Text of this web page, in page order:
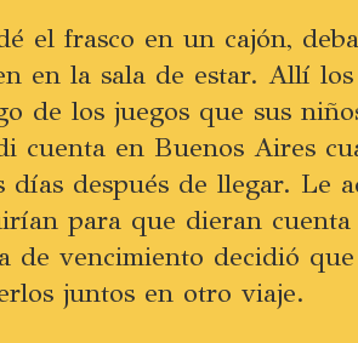
el frasco en un cajón,
en la sala de estar. Allí
de los juegos que sus
cuenta en Buenos Aires
días después de llegar. Le
para que dieran
de vencimiento decidió
juntos en otro viaje.